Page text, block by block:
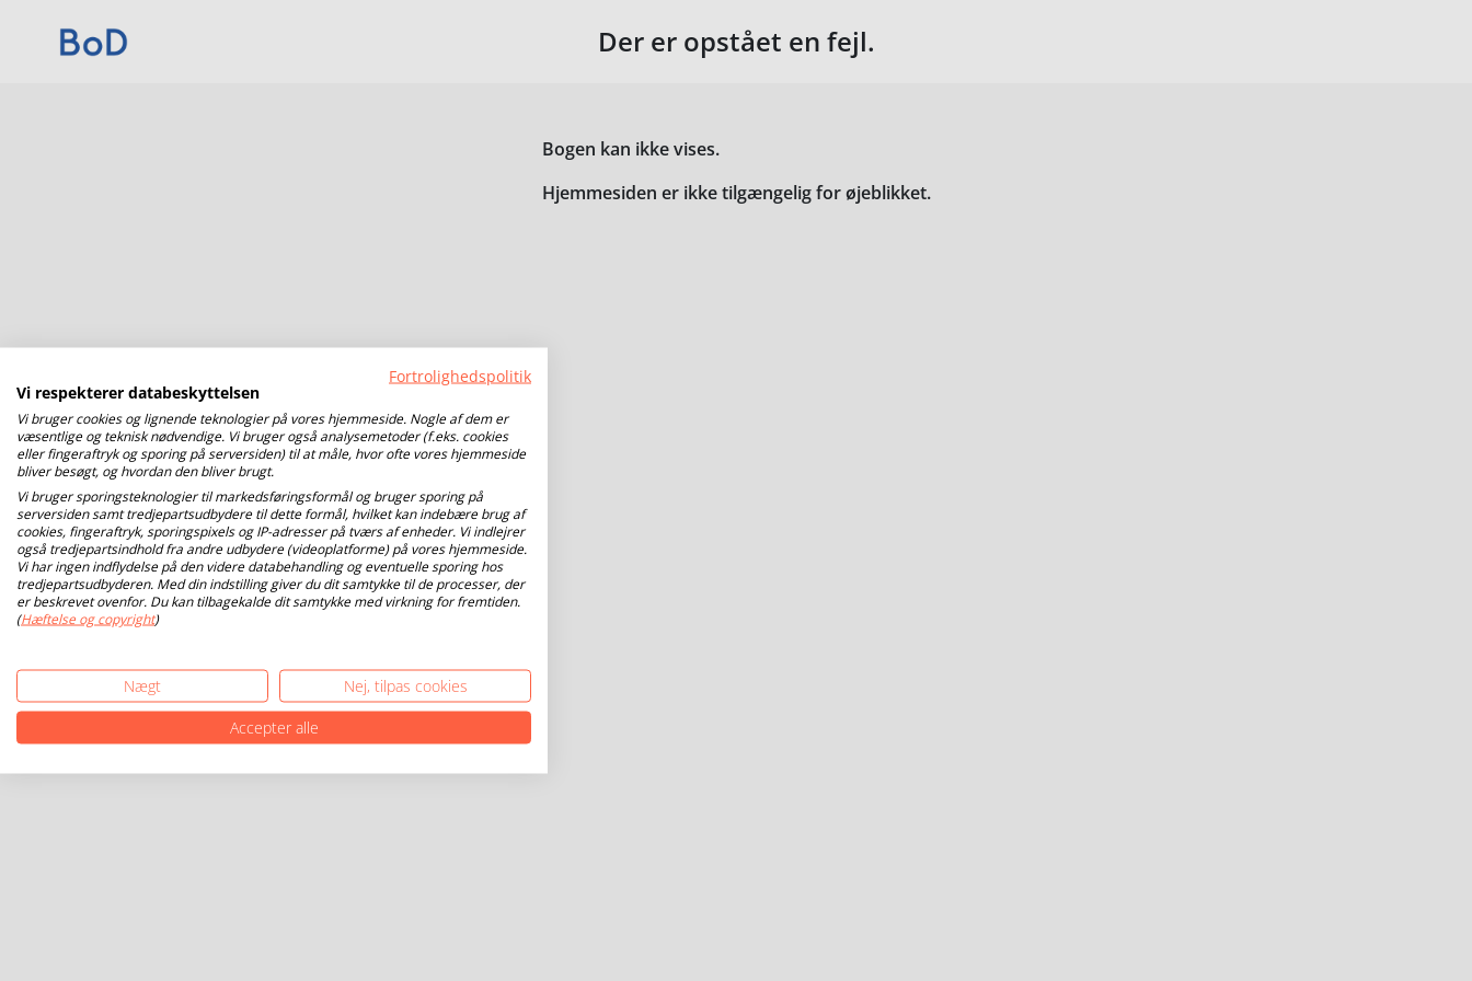
Der er opstået en fejl.
Bogen kan ikke vises.
Hjemmesiden er ikke tilgængelig for øjeblikket.
Fortrolighedspolitik
Vi respekterer databeskyttelsen
Vi bruger cookies og lignende teknologier på vores hjemmeside. Nogle af dem er
væsentlige og teknisk nødvendige. Vi bruger også analysemetoder (f.eks. cookies
eller fingeraftryk og sporing på serversiden) til at måle, hvor ofte vores hjemmeside
bliver besøgt, og hvordan den bliver brugt.
Vi bruger sporingsteknologier til markedsføringsformål og bruger sporing på
serversiden samt tredjepartsudbydere til dette formål, hvilket kan indebære brug af
cookies, fingeraftryk, sporingspixels og IP-adresser på tværs af enheder. Vi indlejrer
også tredjepartsindhold fra andre udbydere (videoplatforme) på vores hjemmeside.
Vi har ingen indflydelse på den videre databehandling og eventuelle sporing hos
tredjepartsudbyderen. Med din indstilling giver du dit samtykke til de processer, der
er beskrevet ovenfor. Du kan tilbagekalde dit samtykke med virkning for fremtiden.
(Hæftelse og copyright)
Nægt
Nej, tilpas cookies
Accepter alle